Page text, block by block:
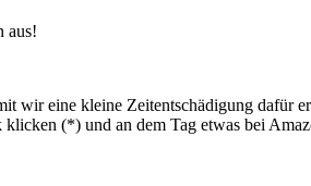
aus!
wir eine kleine Zeitentschädigung dafür
(*) und an dem Tag etwas bei